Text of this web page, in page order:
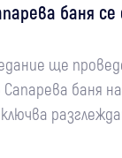
баня се
ще
баня